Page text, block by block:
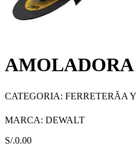
AMOLADORA
CATEGORIA: FERRETERÃA
MARCA: DEWALT
S/.0.00